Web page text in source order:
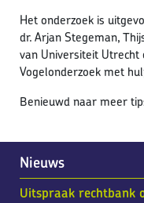
Nieuws
Uitspraak rechtbank
Het onderzoek is
dr. Arjan Stegeman,
van Universiteit Utrecht
Vogelonderzoek met
Benieuwd naar meer